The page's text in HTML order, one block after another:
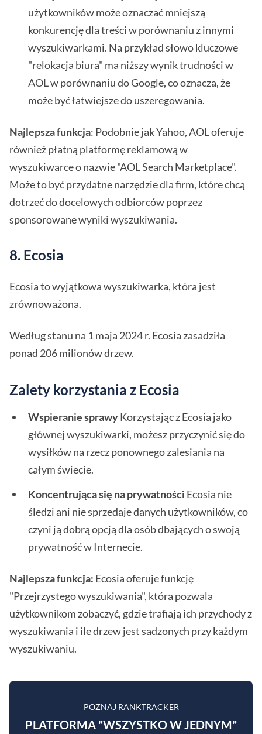
użytkowników może oznaczać mniejszą
konkurencję dla treści w porównaniu z innymi
wyszukiwarkami. Na przykład słowo kluczowe
"relokacja biura" ma niższy wynik trudności w
AOL w porównaniu do Google, co oznacza, że
może być łatwiejsze do uszeregowania.
Najlepsza funkcja: Podobnie jak Yahoo, AOL oferuje
również płatną platformę reklamową w
wyszukiwarce o nazwie "AOL Search Marketplace".
Może to być przydatne narzędzie dla firm, które chcą
dotrzeć do docelowych odbiorców poprzez
sponsorowane wyniki wyszukiwania.
8. Ecosia
Ecosia to wyjątkowa wyszukiwarka, która jest
zrównoważona.
Według stanu na 1 maja 2024 r. Ecosia zasadziła
ponad 206 milionów drzew.
Zalety korzystania z Ecosia
Wspieranie sprawyKorzystając z Ecosia jako
głównej wyszukiwarki, możesz przyczynić się do
wysiłków na rzecz ponownego zalesiania na
całym świecie.
Koncentrująca się na prywatności Ecosia nie
śledzi ani nie sprzedaje danych użytkowników, co
czyni ją dobrą opcją dla osób dbających o swoją
prywatność w Internecie.
Najlepsza funkcja: Ecosia oferuje funkcję
"Przejrzystego wyszukiwania", która pozwala
użytkownikom zobaczyć, gdzie trafiają ich przychody z
wyszukiwania i ile drzew jest sadzonych przy każdym
wyszukiwaniu.
POZNAJ RANKTRACKER
PLATFORMA "WSZYSTKO W JEDNYM"